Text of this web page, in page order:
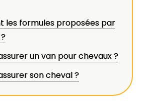
les formules proposées par
un van pour chevaux ?
son cheval ?